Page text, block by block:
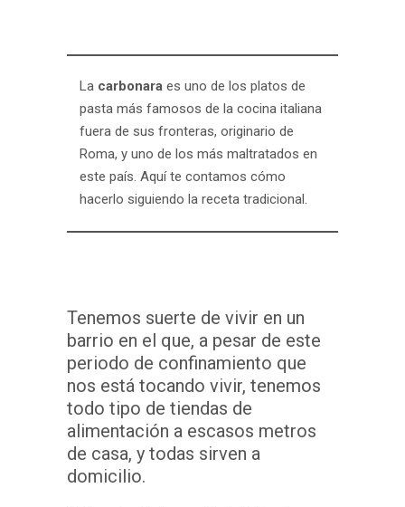
La carbonara es uno de los platos de
pasta más famosos de la cocina italiana
fuera de sus fronteras, originario de
Roma, y uno de los más maltratados en
este país. Aquí te contamos cómo
hacerlo siguiendo la receta tradicional.
Tenemos suerte de vivir en un
barrio en el que, a pesar de este
periodo de confinamiento que
nos está tocando vivir, tenemos
todo tipo de tiendas de
alimentación a escasos metros
de casa, y todas sirven a
domicilio.